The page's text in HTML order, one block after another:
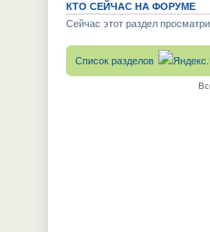
КТО СЕЙЧАС НА ФОРУМЕ
Сейчас этот раздел
Список разделов